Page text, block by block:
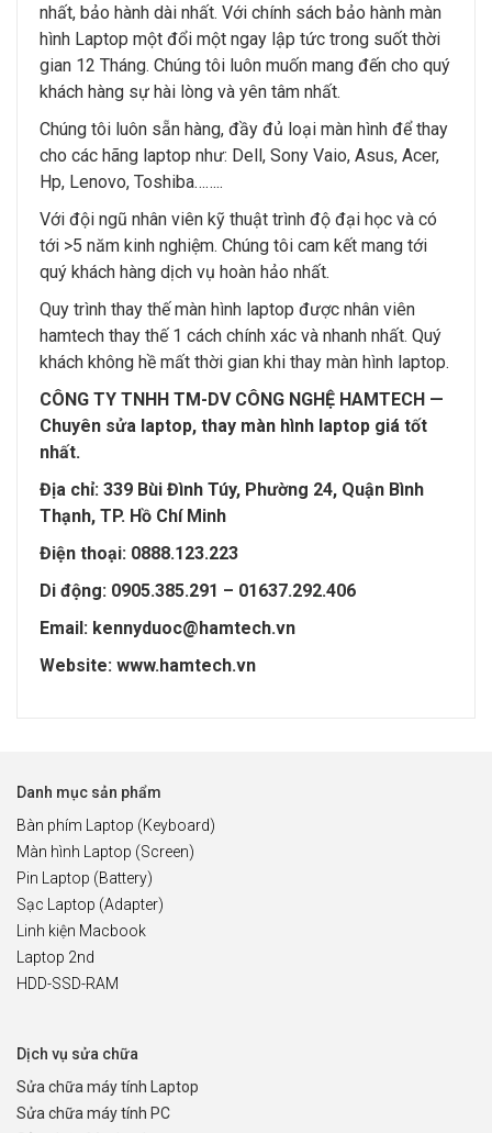
nhất, bảo hành dài nhất. Với chính sách bảo hành màn
hình Laptop một đổi một ngay lập tức trong suốt thời
gian 12 Tháng. Chúng tôi luôn muốn mang đến cho quý
khách hàng sự hài lòng và yên tâm nhất.
Chúng tôi luôn sẵn hàng, đầy đủ loại màn hình để thay
cho các hãng laptop như: Dell, Sony Vaio, Asus, Acer,
Hp, Lenovo, Toshiba……..
Với đội ngũ nhân viên kỹ thuật trình độ đại học và có
tới >5 năm kinh nghiệm. Chúng tôi cam kết mang tới
quý khách hàng dịch vụ hoàn hảo nhất.
Quy trình thay thế màn hình laptop được nhân viên
hamtech thay thế 1 cách chính xác và nhanh nhất. Quý
khách không hề mất thời gian khi thay màn hình laptop.
CÔNG TY TNHH TM-DV CÔNG NGHỆ HAMTECH —
Chuyên sửa laptop, thay màn hình laptop giá tốt
nhất.
Địa chỉ: 339 Bùi Đình Túy, Phường 24, Quận Bình
Thạnh, TP. Hồ Chí Minh
Điện thoại: 0888.123.223
Di động: 0905.385.291 – 01637.292.406
Email: kennyduoc@hamtech.vn
Website: www.hamtech.vn
Danh mục sản phẩm
Bàn phím Laptop (Keyboard)
Màn hình Laptop (Screen)
Pin Laptop (Battery)
Sạc Laptop (Adapter)
Linh kiện Macbook
Laptop 2nd
HDD-SSD-RAM
Dịch vụ sửa chữa
Sửa chữa máy tính Laptop
Sửa chữa máy tính PC